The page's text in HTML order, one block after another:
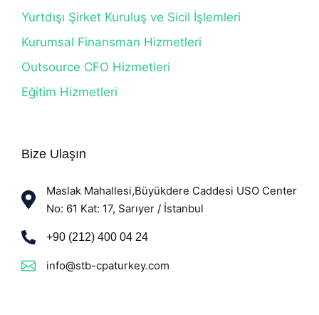
Yurtdışı Şirket Kuruluş ve Sicil İşlemleri
Kurumsal Finansman Hizmetleri
Outsource CFO Hizmetleri
Eğitim Hizmetleri
Bize Ulaşın
Maslak Mahallesi,Büyükdere Caddesi USO Center
No: 61 Kat: 17, Sarıyer / İstanbul
+90 (212) 400 04 24
info@stb-cpaturkey.com